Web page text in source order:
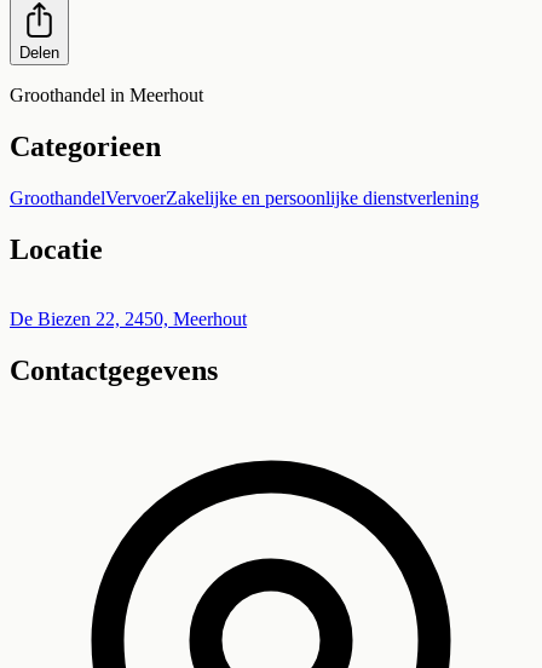
Delen
Groothandel in Meerhout
Categorieen
GroothandelVervoerZakelijke en persoonlijke dienstverlening
Locatie
+
−
De Biezen 22, 2450, Meerhout
Contactgegevens